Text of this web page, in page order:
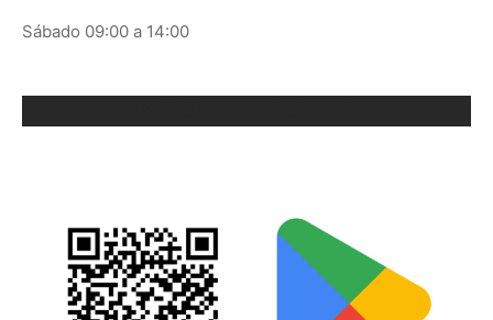
Sábado 09:00 a 14:00